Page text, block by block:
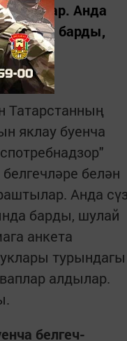
Анда
барды,
Татарстанның
яклау буенча
белән
Анда
барды, шулай
анкета
турындагы
алдылар.
белгеч-